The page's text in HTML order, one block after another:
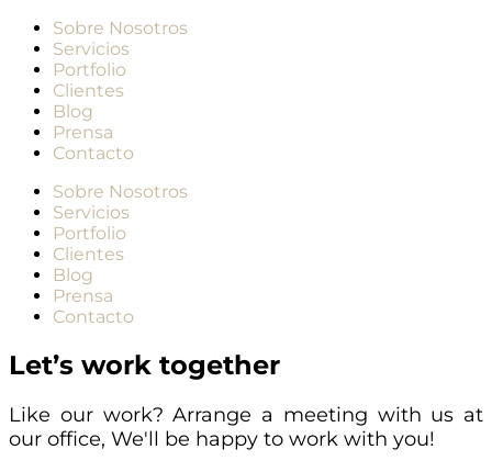
Sobre Nosotros
Servicios
Portfolio
Clientes
Blog
Prensa
Contacto
Sobre Nosotros
Servicios
Portfolio
Clientes
Blog
Prensa
Contacto
Let’s work together
Like our work? Arrange a meeting with us at
our office, We'll be happy to work with you!